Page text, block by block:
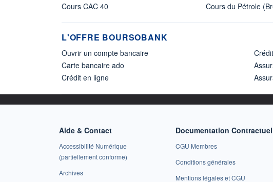
Cours CAC 40
Cours du Pétrole
L'OFFRE BOURSOBANK
Ouvrir un compte bancaire
Carte bancaire ado
Crédit en ligne
Aide & Contact
Accessibilité Numérique
(partiellement conforme)
Archives
Documentation
CGU Membres
Conditions générales
Mentions légales et CGU